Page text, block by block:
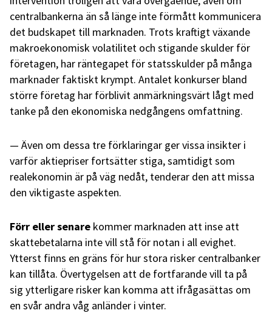
centralbankerna än så länge inte förmått kommunicera
det budskapet till marknaden. Trots kraftigt växande
makroekonomisk volatilitet och stigande skulder för
företagen, har räntegapet för statsskulder på många
marknader faktiskt krympt. Antalet konkurser bland
större företag har förblivit anmärkningsvärt lågt med
tanke på den ekonomiska nedgångens omfattning.
Även om dessa tre förklaringar ger vissa insikter i
varför aktiepriser fortsätter stiga, samtidigt som
realekonomin är på väg nedåt, tenderar den att missa
den viktigaste aspekten.
Förr eller senare kommer marknaden att inse att
skattebetalarna inte vill stå för notan i all evighet.
Ytterst finns en gräns för hur stora risker centralbanker
kan tillåta. Övertygelsen att de fortfarande vill ta på
sig ytterligare risker kan komma att ifrågasättas om
en svår andra våg anländer i vinter.